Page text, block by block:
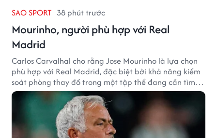
SAO SPORT 38 phút trước
Mourinho, người phù hợp với Real
Madrid
Carlos Carvalhal cho rằng Jose Mourinho là lựa chọn
phù hợp với Real Madrid, đặc biệt bởi khả năng kiểm
soát phòng thay đồ trong một tập thể đang cần tìm
lại sự ổn định.